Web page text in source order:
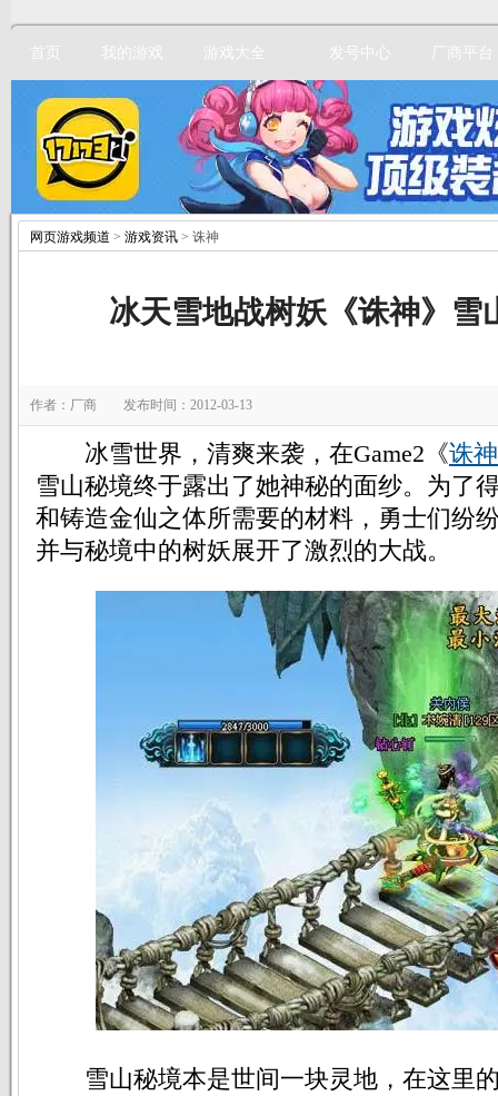
首页 我的游戏 游戏大全 发号中心 厂商平台
网页游戏频道 > 游戏资讯 > 诛神
冰天雪地战树妖《诛神》雪
作者：厂商 发布时间：2012-03-13
冰雪世界，清爽来袭，在Game2《诛神
雪山秘境终于露出了她神秘的面纱。为了
和铸造金仙之体所需要的材料，勇士们纷
并与秘境中的树妖展开了激烈的大战。
雪山秘境本是世间一块灵地，在这里
立即注册